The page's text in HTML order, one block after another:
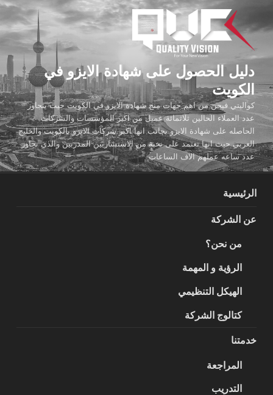
المحتوى
دليل الحصول على شهادة الايزو في
الكويت
كواليتي فيجن من اهم جهات منح شهادة الايزو في الكويت حيث يتجاوز
عدد العملاء الحالين ثلاثمائة عميل من اكبر المؤسسات والشركات
الحاصله على شهادة الايزو بجانب انها اكبر شركات الايزو بالكويت والخليج
العربي حيث انها تعتمد على نخبة من الاستشاريين المدربين والذي تجاوز
عدد ساعه عملهم الاف الساعات
الرئيسية
عن الشركة
من نحن؟
الرؤية و المهمة
الهيكل التنظيمي
كتالوج الشركة
خدمتنا
المراجعة
التدريب